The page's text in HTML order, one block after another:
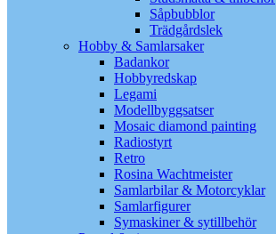
Såpbubblor
Trädgårdslek
Hobby & Samlarsaker
Badankor
Hobbyredskap
Legami
Modellbyggsatser
Mosaic diamond painting
Radiostyrt
Retro
Rosina Wachtmeister
Samlarbilar & Motorcyklar
Samlarfigurer
Symaskiner & sytillbehör